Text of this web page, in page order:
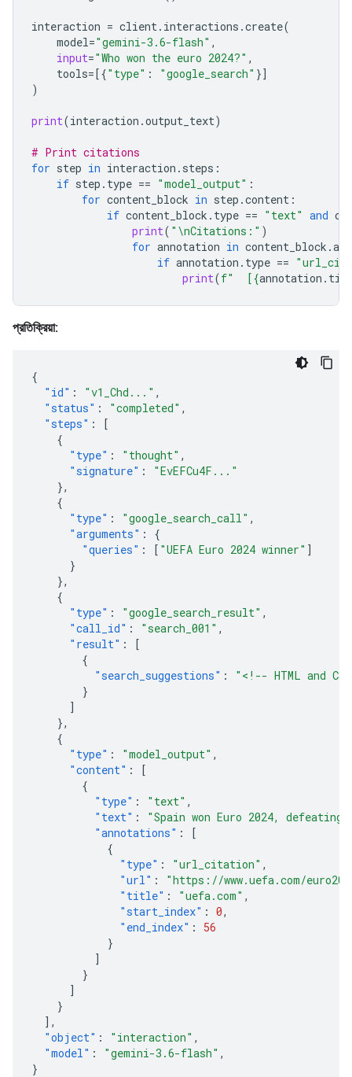
interaction = client. interactions .create(
model="gemini-3.6-flash" ,
input="Who won the euro 2024?" ,
tools=[{"type" : "google_search" }]
)
print(interaction .output_text)
# Print citations
for step in interaction . steps :
if step . type == "model_output" :
for content_block in step .content :
if content_block . type == "text" and
print( " \nCitations:" )
for annotation in content_block .
if annotation . type ==
print(f"  [{annotation .
প্রতিক্রিয়া:
{
"id" : "v1_Chd..." ,
"status" : "completed" ,
"steps" :
[
{
"type" : "thought" ,
"signature" :
"EvEFCu4F..."
},
{
"type" : "google_search_call" ,
"arguments" :
{
"queries" : [ "UEFA Euro 2024 winner" ]
}
},
{
"type" : "google_search_result" ,
"call_id" : "search_001" ,
"result" :
[
{
"search_suggestions" :
"<!-- HTML and
}
]
},
{
"type" : "model_output" ,
"content" :
[
{
"type" : "text" ,
"text" :
"Spain won Euro 2024,
"annotations" :
[
{
"type" : "url_citation" ,
"url" :
"https://www.uefa.com/
"title" : "uefa.com" ,
"start_index" : 0,
"end_index" :
56
}
]
}
]
}
],
"object" : "interaction" ,
"model" : "gemini-3.6-flash" ,
}